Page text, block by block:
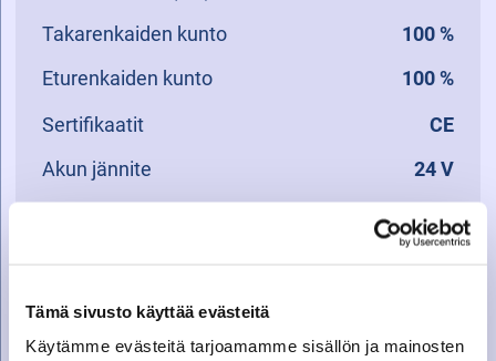
Tämä sivusto käyttää evästeitä
Käytämme evästeitä tarjoamamme sisällön ja mainosten
Takarenkaiden kunto
100 %
Eturenkaiden kunto
100 %
Sertifikaatit
CE
Akun jännite
24 V
138.00